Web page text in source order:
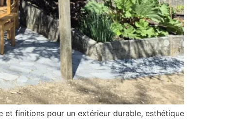
et finitions pour un extérieur durable, esthétique